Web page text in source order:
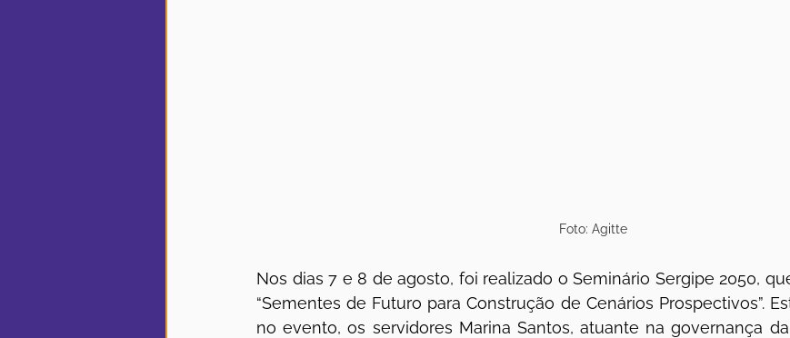
Foto: Agitte
Nos dias 7 e 8 de agosto, foi realizado o Seminário Sergipe 2050,
“Sementes de Futuro para Construção de Cenários Prospectivos”.
no evento, os servidores Marina Santos, atuante na governança